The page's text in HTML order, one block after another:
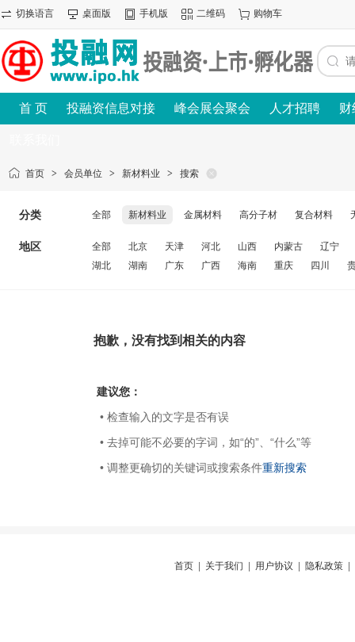
切换语言 桌面版 手机版 二维码 购物车
首 页 投融资信息对接 峰会展会聚会 人才招聘 财
首页 > 会员单位 > 新材料业 > 搜索
分类 全部 新材料业 金属材料 高分子材 复合材料
地区 全部 北京 天津 河北 山西 内蒙古
辽宁
湖北
湖南 广东 广西 海南 重庆 四川
抱歉，没有找到相关的内容
建议您：
• 检查输入的文字是否有误
• 去掉可能不必要的字词，如“的”、“什么”等
• 调整更确切的关键词或搜索条件重新搜索
首页 关于我们 用户协议 隐私政策